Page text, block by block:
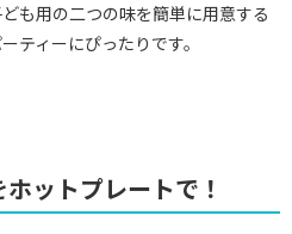
も用の二つの味を簡単に用意する
ティーにぴったりです。
ットプレートで！